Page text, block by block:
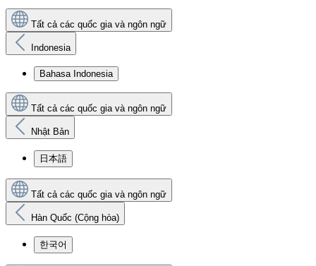
Tất cả các quốc gia và ngôn ngữ
Indonesia
Bahasa Indonesia
Tất cả các quốc gia và ngôn ngữ
Nhật Bản
日本語
Tất cả các quốc gia và ngôn ngữ
Hàn Quốc (Cộng hòa)
한국어